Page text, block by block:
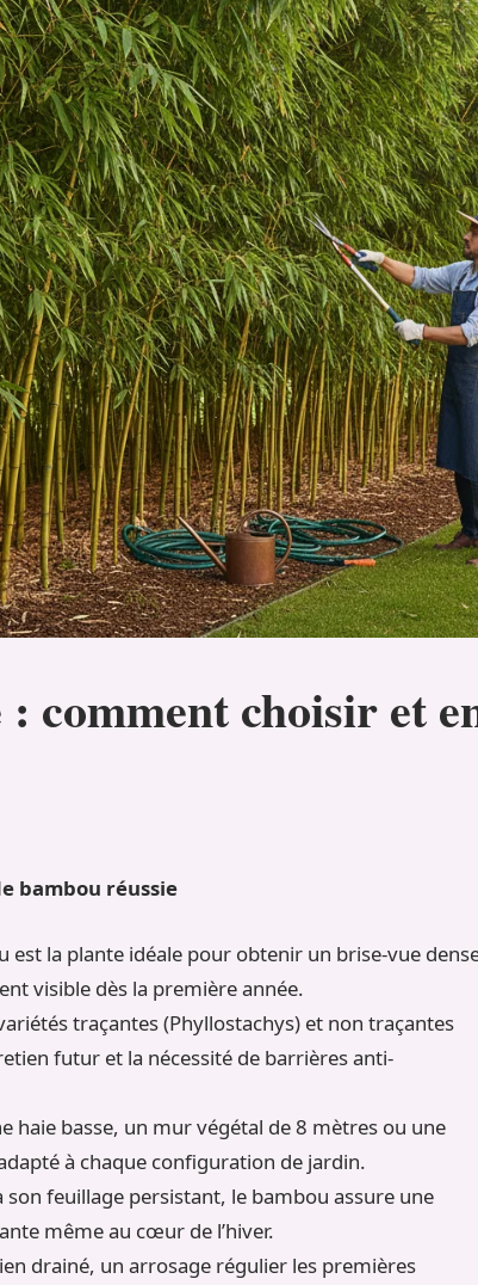
comment choisir et
bambou réussie
est la plante idéale pour obtenir un brise-vue
visible dès la première année.
traçantes (Phyllostachys) et non traçantes
futur et la nécessité de barrières anti-
haie basse, un mur végétal de 8 mètres ou une
à chaque configuration de jardin.
son feuillage persistant, le bambou assure une
même au cœur de l’hiver.
drainé, un arrosage régulier les premières